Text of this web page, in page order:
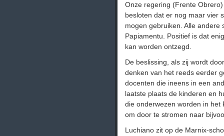
Onze regering (Frente
besloten dat er nog maar vier
mogen gebruiken. Alle andere
Papiamentu. Positief is dat
kan worden ontzegd.
De beslissing, als zij wordt
denken van het reeds eerder
docenten die ineens in een
laatste plaats de kinderen en
die onderwezen worden in het
om door te stromen naar
Luchiano zit op de Marnix-